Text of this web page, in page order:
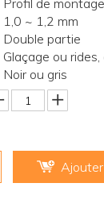
Profil de
1,0 ~ 1,2 mm
Double partie
Glaçage ou rides,
Noir ou gris